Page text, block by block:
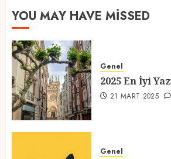
1
21 MART 2025
Üzerine Etkisi
YOU MAY HAVE MISSED
Genel
2025 En İyi
21 MART 2025
Genel